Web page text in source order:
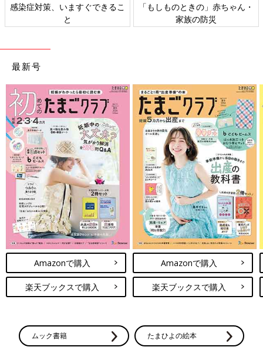
感染症対策、いますぐできるこ
と
「もしものときの」赤ちゃん・
家族の防災
最新号
Amazonで購入
楽天ブックスで購入
Amazonで購入
楽天ブックスで購入
ムック書籍 たまひよの絵本